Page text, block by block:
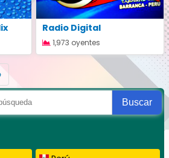
Radio Digital
1,973 oyentes
Buscar